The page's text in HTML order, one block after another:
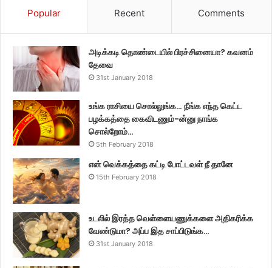
Popular Recent Comments
அடிக்கடி தொண்டையில் பிரச்சினையா? கவனம்
தேவை
31st January 2018
உங்க ராசியை சொல்லுங்க… நீங்க எந்த கெட்ட
பழக்கத்தை கைவிடணும்-ன்னு நாங்க
சொல்றோம்…
5th February 2018
என் வெக்கத்தை கட்டி போட்டவள் நீ தானே
15th February 2018
உடலில் இரத்த வெள்ளையணுக்களை அதிகரிக்க
வேண்டுமா? அப்ப இத சாப்பிடுங்க…
31st January 2018